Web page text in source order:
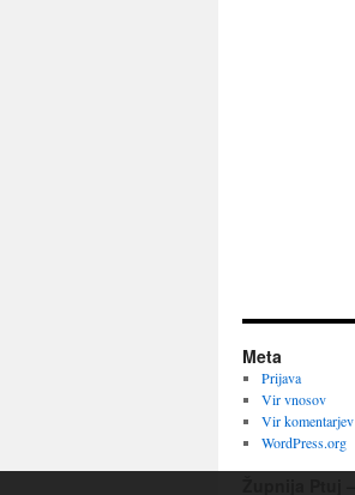
Meta
Prijava
Vir vnosov
Vir komentarjev
WordPress.org